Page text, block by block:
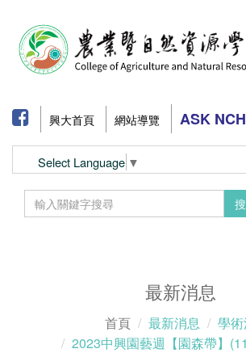
興大首頁 網站導覽 ASK
Select Language ▼
最新消息
首頁 最新消息
學
2023中興園藝週【園森帶】